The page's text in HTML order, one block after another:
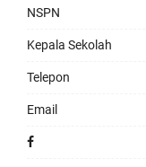
NSPN
Kepala Sekolah
Telepon
Email